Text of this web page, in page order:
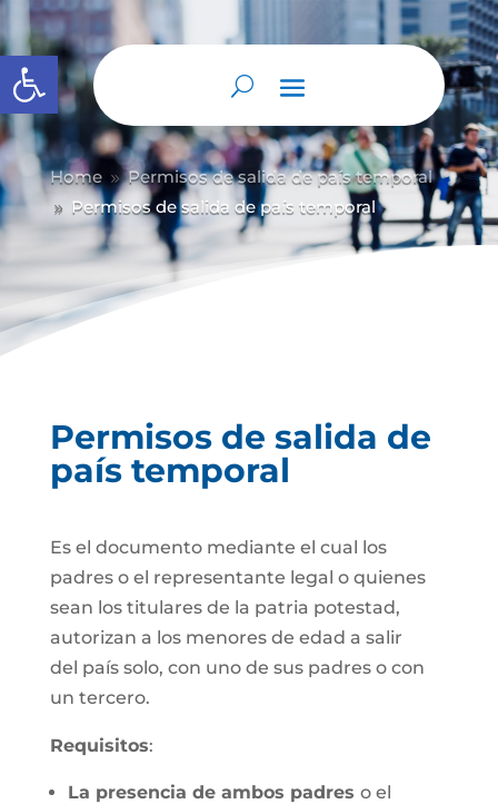
Abrir barra de herramientas
Home 9 Permisos de salida de país temporal
9 Permisos de salida de país temporal
Permisos de salida de
país temporal
Es el documento mediante el cual los
padres o el representante legal o quienes
sean los titulares de la patria potestad,
autorizan a los menores de edad a salir
del país solo, con uno de sus padres o con
un tercero.
Requisitos:
La presencia de ambos padres o el